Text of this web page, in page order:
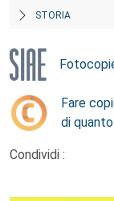
STORIA
Fare
di
Condividi :